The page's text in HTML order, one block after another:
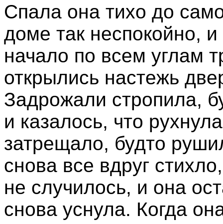
Спала она тихо до
доме так неспокойно,
начало по всем углам
открылись настежь
Задрожали стропила,
и казалось, что
затрещало, будто
снова все вдруг
не случилось, и она
снова уснула. Когда